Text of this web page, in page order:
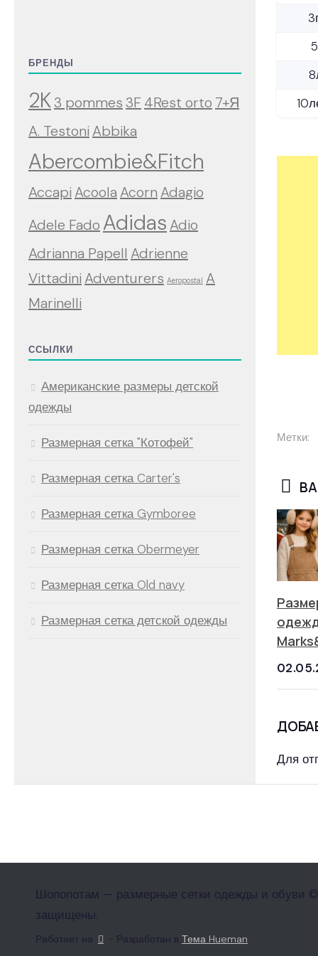
Метки:
Для
БРЕНДЫ
2K3 pommes3F 4Rest orto 7+Я
A. Testoni Abbika
Abercombie&Fitch
Accapi Acoola Acorn Adagio
Adele Fado Adidas Adio
Adrianna Papell Adrienne
Vittadini Adventurers Aeropostal A
Marinelli
ССЫЛКИ
Американские размеры детской
одежды
Размерная сетка "Котофей"
Размерная сетка Carter's
Размерная сетка Gymboree
Размерная сетка Obermeyer
Размерная сетка Old navy
Размерная сетка детской одежды
Шопопотам — размерные сетки одежды и обуви
защищены.
Работает на - Разработан вТема Hueman